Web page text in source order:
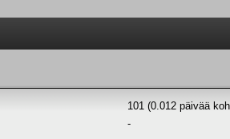
101 (0.012 päivää
-